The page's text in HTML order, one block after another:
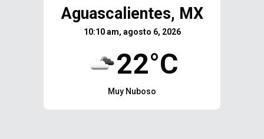
Aguascalientes, MX
10:10 am, agosto 6, 2026
22°C
Muy Nuboso